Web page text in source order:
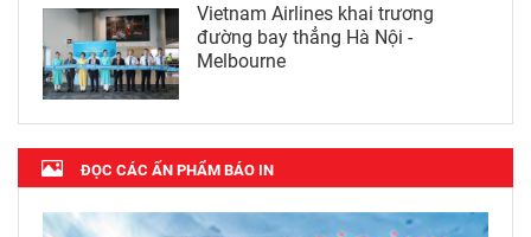
Vietnam Airlines khai trương
đường bay thẳng Hà Nội -
Melbourne
ĐỌC CÁC ẤN PHẨM BÁO IN